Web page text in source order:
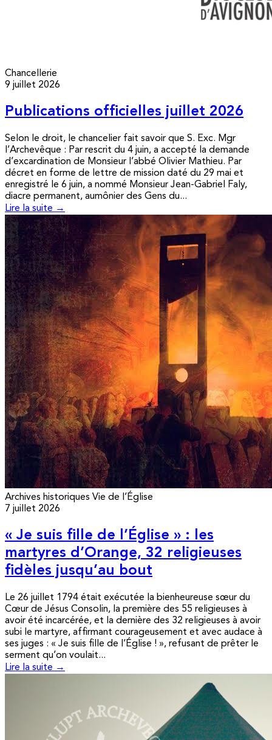
Chancellerie
9 juillet 2026
Publications officielles juillet 2026
Selon le droit, le chancelier fait savoir que S. Exc. Mgr
l’Archevêque : Par rescrit du 4 juin, a accepté la demande
d’excardination de Monsieur l’abbé Olivier Mathieu. Par
décret en forme de lettre de mission daté du 29 mai et
enregistré le 6 juin, a nommé Monsieur Jean-Gabriel Faly,
diacre permanent, aumônier des Gens du...
Lire la suite →
Archives historiques Vie de l’Église
7 juillet 2026
« Je suis fille de l’Église » : les
martyres d’Orange, 32 religieuses
fidèles jusqu’au bout
Le 26 juillet 1794 était exécutée la bienheureuse sœur du
Cœur de Jésus Consolin, la première des 55 religieuses à
avoir été incarcérée, et la dernière des 32 religieuses à avoir
subi le martyre, affirmant courageusement et avec audace à
ses juges : « Je suis fille de l’Église ! », refusant de prêter le
serment qu’on voulait...
Lire la suite →